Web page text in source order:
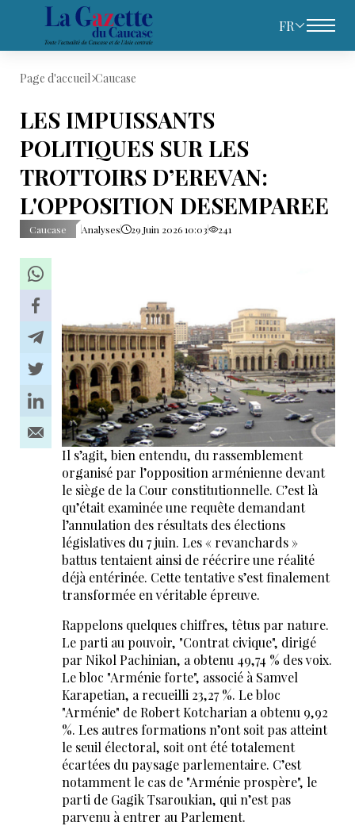
FR
Page d'accueil Caucase
LES IMPUISSANTS
POLITIQUES SUR LES
TROTTOIRS D’EREVAN:
L'OPPOSITION DESEMPAREE
Caucase Analyses 29 Juin 2026 10:03 241
Il s’agit, bien entendu, du rassemblement
organisé par l’opposition arménienne devant
le siège de la Cour constitutionnelle. C’est là
qu’était examinée une requête demandant
l’annulation des résultats des élections
législatives du 7 juin. Les « revanchards »
battus tentaient ainsi de réécrire une réalité
déjà entérinée. Cette tentative s’est finalement
transformée en véritable épreuve.
Rappelons quelques chiffres, têtus par nature.
Le parti au pouvoir, "Contrat civique", dirigé
par Nikol Pachinian, a obtenu 49,74 % des voix.
Le bloc "Arménie forte", associé à Samvel
Karapetian, a recueilli 23,27 %. Le bloc
"Arménie" de Robert Kotcharian a obtenu 9,92
%. Les autres formations n’ont soit pas atteint
le seuil électoral, soit ont été totalement
écartées du paysage parlementaire. C’est
notamment le cas de "Arménie prospère", le
parti de Gagik Tsaroukian, qui n’est pas
parvenu à entrer au Parlement.